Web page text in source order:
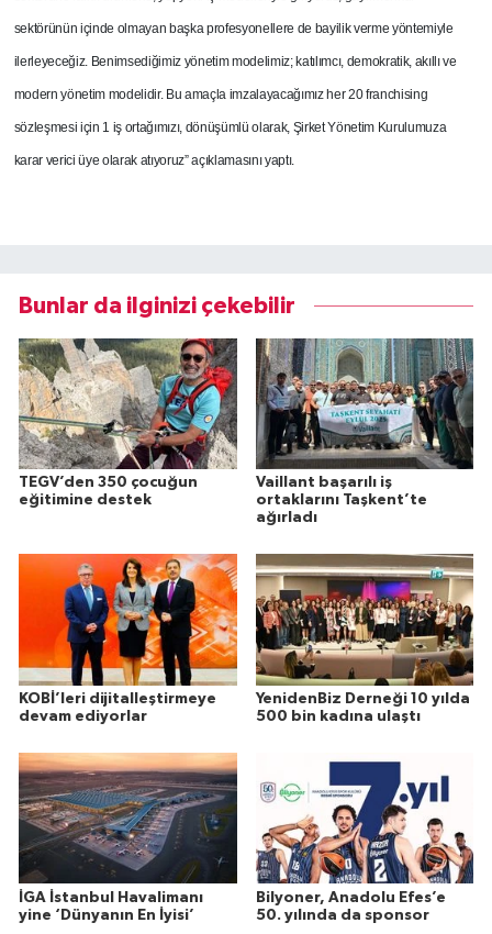
sektörünün içinde olmayan başka profesyonellere de bayilik verme yöntemiyle
ilerleyeceğiz. Benimsediğimiz yönetim modelimiz; katılımcı, demokratik, akıllı ve
modern yönetim modelidir. Bu amaçla imzalayacağımız her 20 franchising
sözleşmesi için 1 iş ortağımızı, dönüşümlü olarak, Şirket Yönetim Kurulumuza
karar verici üye olarak atıyoruz” açıklamasını yaptı.
Bunlar da ilginizi çekebilir
TEGV’den 350 çocuğun
eğitimine destek
Vaillant başarılı iş
ortaklarını Taşkent’te
ağırladı
KOBİ’leri dijitalleştirmeye
devam ediyorlar
YenidenBiz Derneği 10 yılda
500 bin kadına ulaştı
İGA İstanbul Havalimanı
yine ‘Dünyanın En İyisi’
Bilyoner, Anadolu Efes’e
50. yılında da sponsor